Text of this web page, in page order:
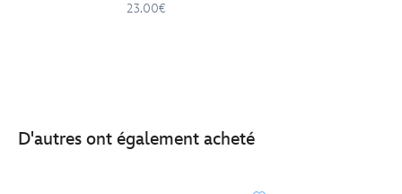
23.00€
D'autres ont également acheté